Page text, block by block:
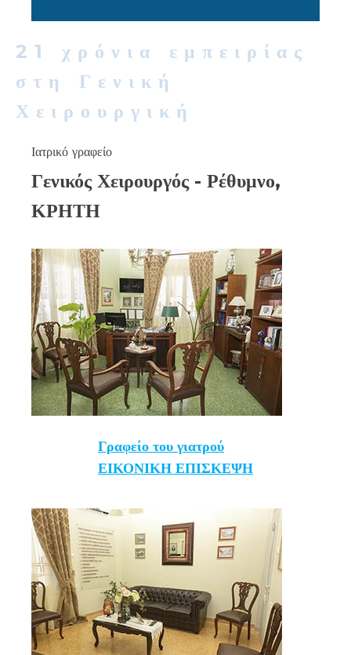
21 χρόνια εμπειρίας
στη Γενική
Χειρουργική
Ιατρικό γραφείο
Γενικός Χειρουργός - Ρέθυμνο,
ΚΡΗΤΗ
Γραφείο του γιατρού
ΕΙΚΟΝΙΚΗ ΕΠΙΣΚΕΨΗ